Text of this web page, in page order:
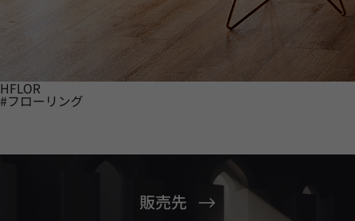
HFLOR
#フローリング
販売先